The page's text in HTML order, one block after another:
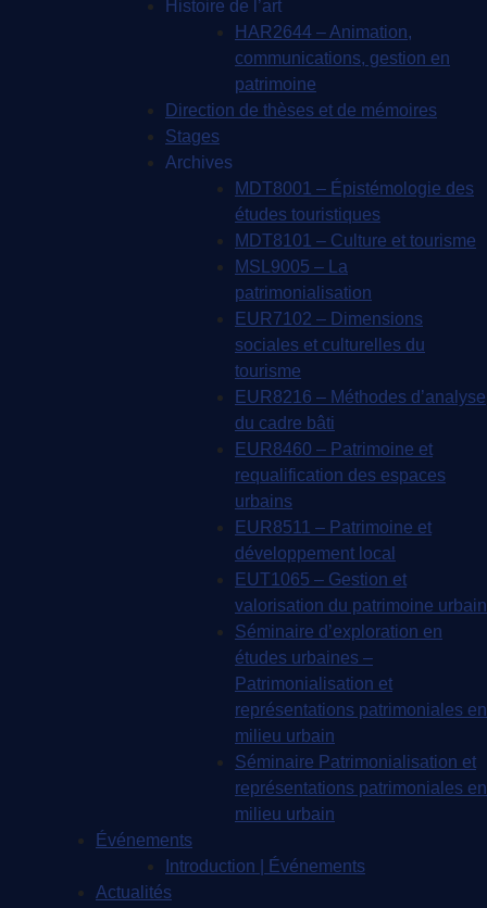
Histoire de l’art
HAR2644 – Animation,
communications, gestion en
patrimoine
Direction de thèses et de mémoires
Stages
Archives
MDT8001 – Épistémologie des
études touristiques
MDT8101 – Culture et tourisme
MSL9005 – La
patrimonialisation
EUR7102 – Dimensions
sociales et culturelles du
tourisme
EUR8216 – Méthodes d’analyse
du cadre bâti
EUR8460 – Patrimoine et
requalification des espaces
urbains
EUR8511 – Patrimoine et
développement local
EUT1065 – Gestion et
valorisation du patrimoine urbain
Séminaire d’exploration en
études urbaines –
Patrimonialisation et
représentations patrimoniales en
milieu urbain
Séminaire Patrimonialisation et
représentations patrimoniales en
milieu urbain
Événements
Introduction | Événements
Actualités